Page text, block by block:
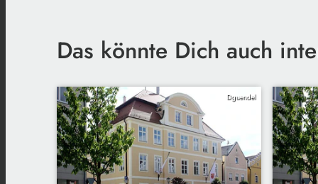
Das könnte Dich auch
Dguendel